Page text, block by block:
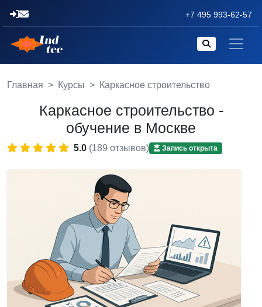
+7 495 993-62-57
Главная Курсы Каркасное строительство
Каркасное строительство -
обучение в Москве
5.0 (189 отзывов) Запись открыта